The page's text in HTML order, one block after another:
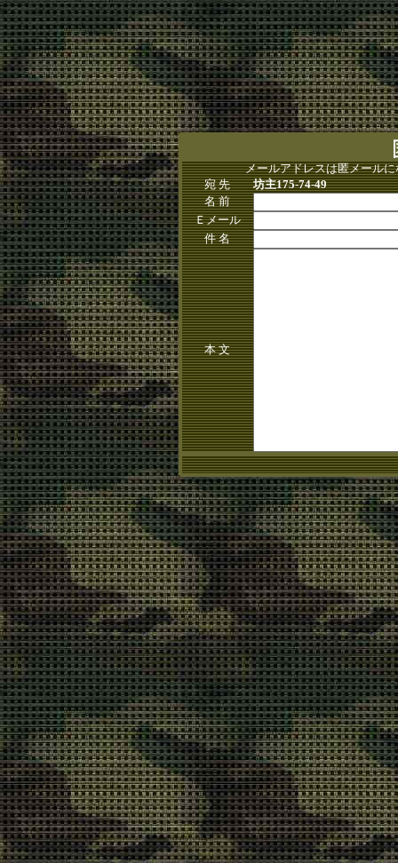
メールアドレスは匿メール
宛 先
坊主175-74-49
名 前
Ｅメール
件 名
本 文